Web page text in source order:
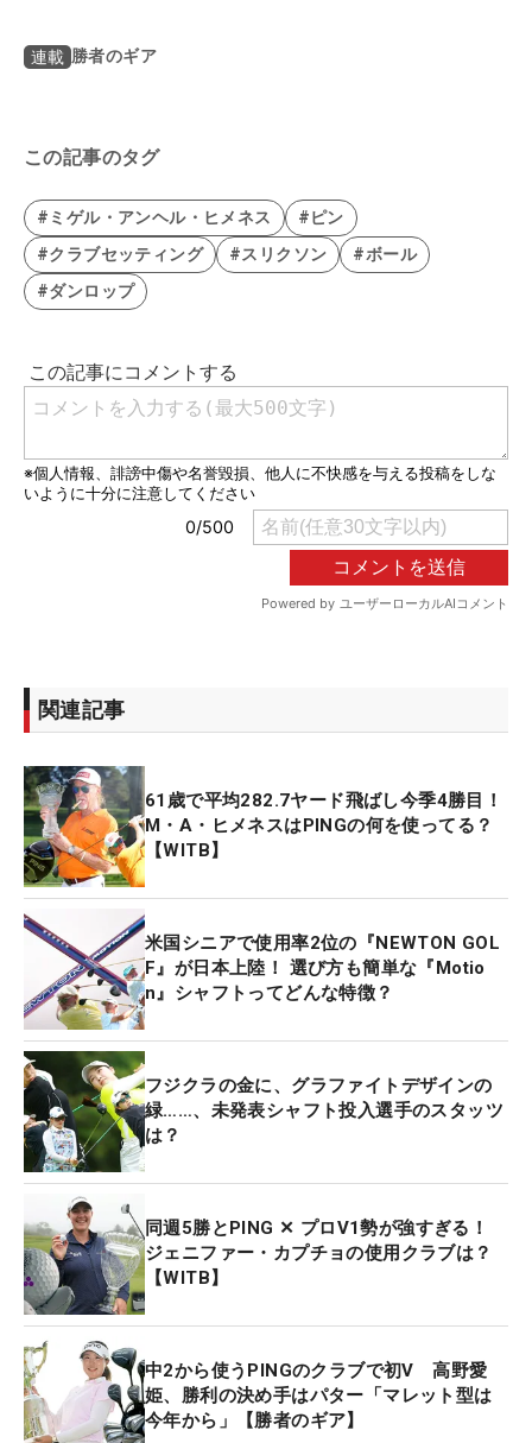
連載 勝者のギア
この記事のタグ
#ミゲル・アンヘル・ヒメネス
#ピン
#クラブセッティング
#スリクソン
#ボール
#ダンロップ
関連記事
61歳で平均282.7ヤード飛ばし今季4勝目！
M・A・ヒメネスはPINGの何を使ってる？
【WITB】
米国シニアで使用率2位の『NEWTON GOL
F』が日本上陸！ 選び方も簡単な『Motio
n』シャフトってどんな特徴？
フジクラの金に、グラファイトデザインの
緑……、未発表シャフト投入選手のスタッツ
は？
同週5勝とPING ✕ プロV1勢が強すぎる！
ジェニファー・カプチョの使用クラブは？
【WITB】
中2から使うPINGのクラブで初V 高野愛
姫、勝利の決め手はパター「マレット型は
今年から」【勝者のギア】